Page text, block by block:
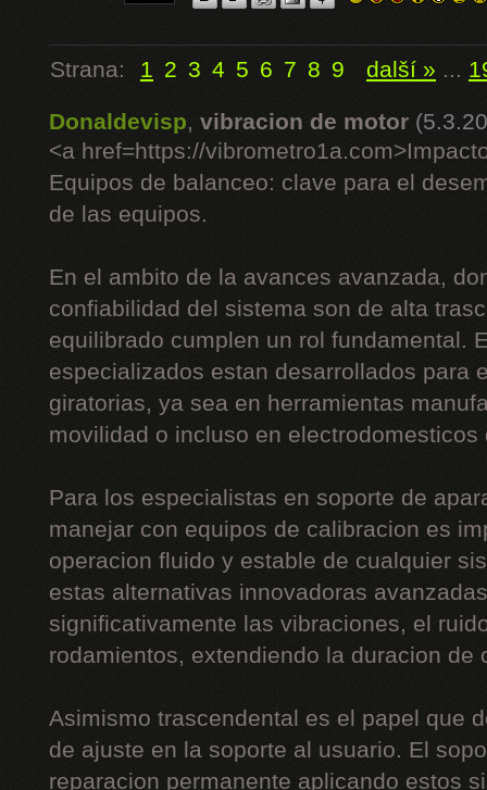
Strana: 1 2 3 4 5 6 7 8 9 další » ...
Donaldevisp, vibracion de motor
<a href=https://
Equipos de balanceo: clave para el
de las equipos.
En el ambito de la avances avanzada,
confiabilidad del sistema son de alta
equilibrado cumplen un rol fundamental.
especializados estan desarrollados para
giratorias, ya sea en herramientas
movilidad o incluso en electrodomesticos
Para los especialistas en soporte de
manejar con equipos de calibracion es
operacion fluido y estable de cualquier
estas alternativas innovadoras
significativamente las vibraciones, el
rodamientos, extendiendo la duracion de
Asimismo trascendental es el papel que
de ajuste en la soporte al usuario. El
reparacion permanente aplicando estos